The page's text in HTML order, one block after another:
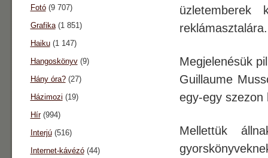
reklámasztalára.
Megjelenésük
Guillaume
egy-egy szezon
Mellettük
Fotó(9 707)
Grafika(1 851)
Haiku(1 147)
Hangoskönyv(9)
Hány óra?(27)
Házimozi (19)
Hír(994)
Interjú(516)
Internet-kávézó(44)